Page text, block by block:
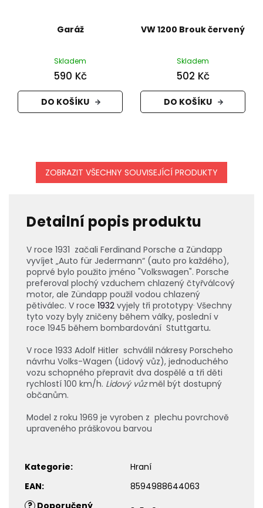
Garáž
Skladem
590 Kč
DO KOŠÍKU
VW 1200 Brouk červený
Skladem
502 Kč
DO KOŠÍKU
ZOBRAZIT VŠECHNY SOUVISEJÍCÍ PRODUKTY
Detailní popis produktu
V roce 1931 začali Ferdinand Porsche a Zündapp
vyvíjet „Auto für Jedermann“ (auto pro každého),
poprvé bylo použito jméno "Volkswagen". Porsche
preferoval plochý vzduchem chlazený čtyřválcový
motor, ale Zündapp použil vodou chlazený
pětiválec. V roce 1932 vyjely tři prototypy. Všechny
tyto vozy byly zničeny během války, poslední v
roce 1945 během bombardování Stuttgartu.
V roce 1933 Adolf Hitler schválil nákresy Porscheho
návrhu Volks-Wagen (Lidový vůz), jednoduchého
vozu schopného přepravit dva dospělé a tři děti
rychlostí 100 km/h. Lidový vůz měl být dostupný
občanům.
Model z roku 1969 je vyroben z plechu povrchově
upraveného práškovou barvou
Kategorie:
Hraní
EAN:
8594988644063
? Doporučený